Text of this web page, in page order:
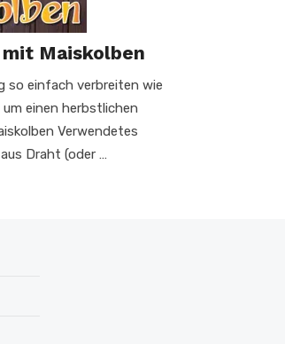
Maiskolben
so einfach verbreiten wie
um einen herbstlichen
Verwendetes
Draht (oder …